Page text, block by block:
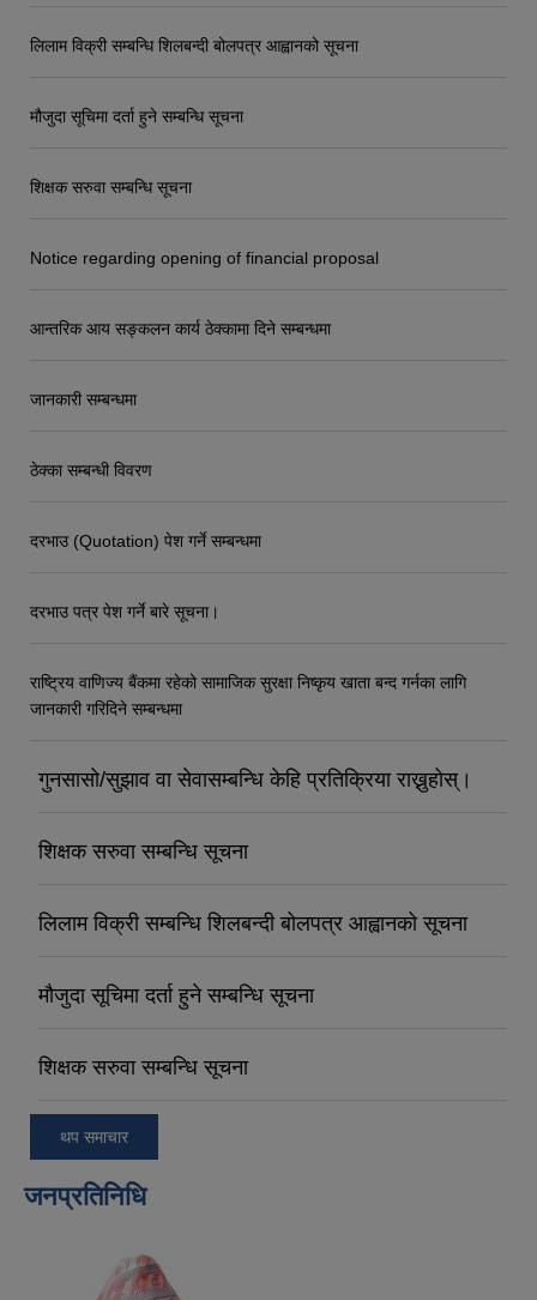
लिलाम विक्री सम्बन्धि शिलबन्दी बोलपत्र आह्वानको सूचना
मौजुदा सूचिमा दर्ता हुने सम्बन्धि सूचना
शिक्षक सरुवा सम्बन्धि सूचना
Notice regarding opening of financial proposal
आन्तरिक आय सङ्कलन कार्य ठेक्कामा दिने सम्बन्धमा
जानकारी सम्बन्धमा
ठेक्का सम्बन्धी विवरण
दरभाउ (Quotation) पेश गर्ने सम्बन्धमा
दरभाउ पत्र पेश गर्ने बारे सूचना।
राष्ट्रिय वाणिज्य बैंकमा रहेको सामाजिक सुरक्षा निष्कृय खाता बन्द गर्नका लागि
जानकारी गरिदिने सम्बन्धमा
गुनसासो/सुझाव वा सेवासम्बन्धि केहि प्रतिक्रिया राख्नुहोस्।
शिक्षक सरुवा सम्बन्धि सूचना
लिलाम विक्री सम्बन्धि शिलबन्दी बोलपत्र आह्वानको सूचना
मौजुदा सूचिमा दर्ता हुने सम्बन्धि सूचना
शिक्षक सरुवा सम्बन्धि सूचना
थप समाचार
जनप्रतिनिधि